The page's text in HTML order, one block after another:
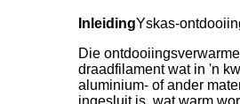
InleidingYskas-
Die
draadfilament wat in 'n
aluminium- of ander